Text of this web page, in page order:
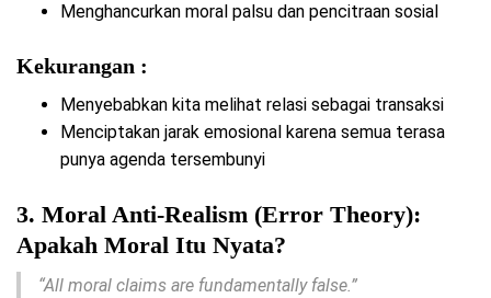
Menghancurkan moral palsu dan pencitraan sosial
Kekurangan :
Menyebabkan kita melihat relasi sebagai transaksi
Menciptakan jarak emosional karena semua terasa
punya agenda tersembunyi
3. Moral Anti-Realism (Error Theory):
Apakah Moral Itu Nyata?
“All moral claims are fundamentally false.”